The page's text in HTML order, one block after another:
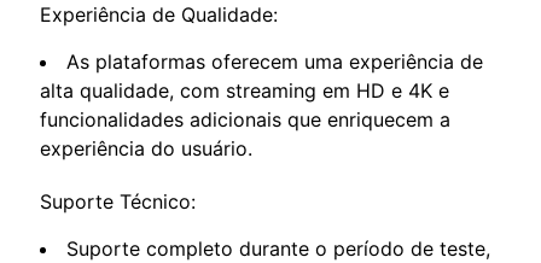
Experiência de Qualidade:
As plataformas oferecem uma experiência de
alta qualidade, com streaming em HD e 4K e
funcionalidades adicionais que enriquecem a
experiência do usuário.
Suporte Técnico:
Suporte completo durante o período de teste,